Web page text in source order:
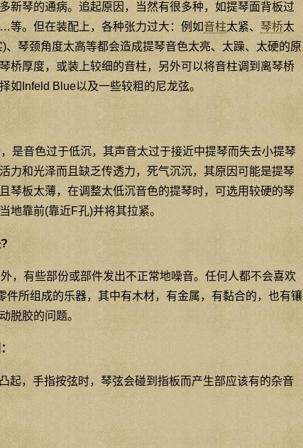
新琴的通病。追起原因，当然有很多种，如提琴面背板过
等。但在装配上，各种张力过大：例如音柱太紧、 琴桥太
、琴颈角度太高等都会造成提琴音色太亮、太躁、太硬的原
桥厚度，或装上较细的音柱，另外可以将音柱调到离琴桥
如Infeld Blue以及一些较粗的尼龙弦。
是音色过于低沉，其声音太过于接近中提琴而失去小提琴
力和光泽而且缺乏传透力，死气沉沉，其原因可能是提琴
琴板太薄，在调整太低沉音色的提琴时，可选用较硬的琴
地靠前(靠近F孔)并将其拉紧。
，有些部份或部件发出不正常地噪音。任何人都不会喜欢
件所组成的乐器，其中有木材，有金属，有黏合的，也有镶
脱胶的问题。
起，手指按弦时，琴弦会碰到指板而产生部应该有的杂音